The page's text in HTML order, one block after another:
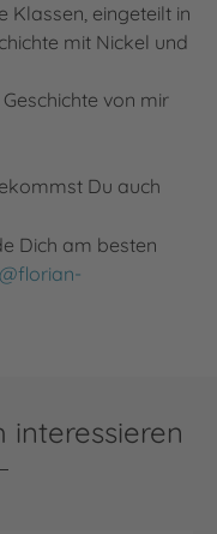
Klassen, eingeteilt in
mit Nickel und
von mir
Du auch
Dich am besten
interessieren